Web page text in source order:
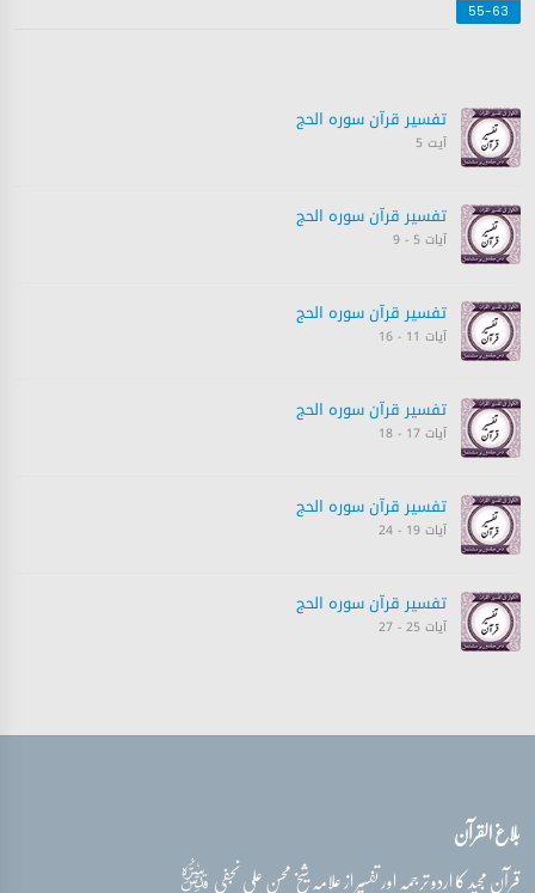
55-63
تفسیر قرآن سورہ ‎الحج
آیت 5
تفسیر قرآن سورہ ‎الحج
آیات 5 - 9
تفسیر قرآن سورہ ‎الحج
آیات 11 - 16
تفسیر قرآن سورہ ‎الحج
آیات 17 - 18
تفسیر قرآن سورہ ‎الحج
آیات 19 - 24
تفسیر قرآن سورہ ‎الحج
آیات 25 - 27
بلاغ القرآن
قرآن مجید کا اردو ترجمہ اور تفسیر از علامہ شیخ محسن علی نجفیقدس‌سره